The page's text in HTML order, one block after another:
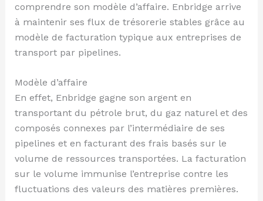
comprendre son modèle d’affaire. Enbridge arrive
à maintenir ses flux de trésorerie stables grâce au
modèle de facturation typique aux entreprises de
transport par pipelines.
Modèle d’affaire
En effet, Enbridge gagne son argent en
transportant du pétrole brut, du gaz naturel et des
composés connexes par l’intermédiaire de ses
pipelines et en facturant des frais basés sur le
volume de ressources transportées. La facturation
sur le volume immunise l’entreprise contre les
fluctuations des valeurs des matières premières.